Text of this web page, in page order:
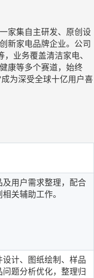
家集自主研发、原创设
新家电品牌企业。公司
业务覆盖清洁家电、
康等多个赛道，始终
为深受全球十亿用户喜
用户需求整理，配合
关辅助工作。
计、图纸绘制、样品
题分析优化，整理归